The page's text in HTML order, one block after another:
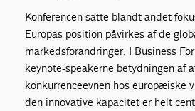
Konferencen satte blandt andet
Europas position påvirkes af de
markedsforandringer. I Business
keynote-speakerne betydningen af
konkurrenceevnen hos europæiske
den innovative kapacitet er helt